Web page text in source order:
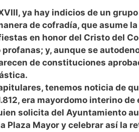
ya hay indicios de un
de cofradía, que asume
en honor del Cristo del
y, aunque se
de constituciones
tenemos noticia de
era mayordomo interino
solicita del Ayuntamiento
Plaza Mayor y celebrar así la